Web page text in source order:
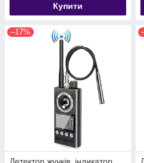
Купити
–17%